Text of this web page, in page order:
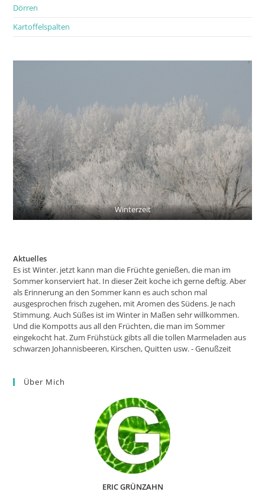
Dörren
Kartoffelspalten
Winterzeit
Aktuelles
Es ist Winter. jetzt kann man die Früchte genießen, die man im
Sommer konserviert hat. In dieser Zeit koche ich gerne deftig. Aber
als Erinnerung an den Sommer kann es auch schon mal
ausgesprochen frisch zugehen, mit Aromen des Südens. Je nach
Stimmung. Auch Süßes ist im Winter in Maßen sehr willkommen.
Und die Kompotts aus all den Früchten, die man im Sommer
eingekocht hat. Zum Frühstück gibts all die tollen Marmeladen aus
schwarzen Johannisbeeren, Kirschen, Quitten usw. - Genußzeit
Über Mich
ERIC GRÜNZAHN